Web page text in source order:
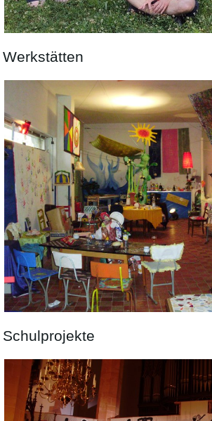
Werkstätten
Schulprojekte